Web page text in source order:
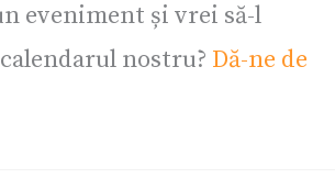
eveniment și vrei să-l
nostru? Dă-ne de